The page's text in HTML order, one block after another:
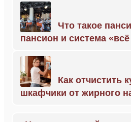
Что такое
пансион и система
Как отчистить
шкафчики от жирного